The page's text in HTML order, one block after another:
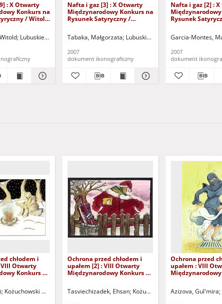
Działań Kulturalnych DEBIUT w Zielonej Górze Polskie Górnictwo
: X Otwarty
Konkurs na
/ Witold
Lubuskie Stowarzyszenie Miłośników Działań Kulturalnych DEBIUT w
Nafta i gaz [3] : X Otwarty
Międzynarodowy Konkurs na
Rysunek Satyryczny /
Tabaka, Małgorzata Lubuskie Stowarzyszenie
2007
dokument ikonograficzny
Nafta i gaz [2] :
Rysunek
Garcia-Montes,
2007
dokument
"Zamek" (Kożuchów). (ul. Klasztorna 14, 67-120 Kożuchów, tel. (068)
chłodem i
VIII Otwarty
Konkurs na
Kożuchowski Ośrodek Kultury i Sportu "Zamek" (Kożuchów). (ul. Klasztorna
Ochrona przed chłodem i
upałem [2] : VIII Otwarty
Międzynarodowy Konkurs na
Tasviechizadek, Ehsan Kożuchowski Ośrodek Kultury i
Ochrona przed
upałem : VIII
Międzynarodowy
Azizova, Gul'mira